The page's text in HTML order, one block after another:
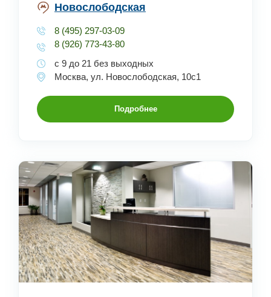
Новослободская
8 (495) 297-03-09
8 (926) 773-43-80
с 9 до 21 без выходных
Москва, ул. Новослободская, 10с1
Подробнее